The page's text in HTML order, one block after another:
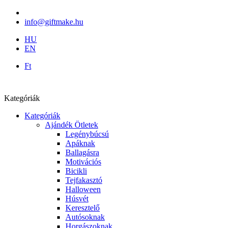
info@giftmake.hu
HU
EN
Ft
Kategóriák
Kategóriák
Ajándék Ötletek
Legénybúcsú
Apáknak
Ballagásra
Motivációs
Bicikli
Tejfakasztó
Halloween
Húsvét
Keresztelő
Autósoknak
Horgászoknak